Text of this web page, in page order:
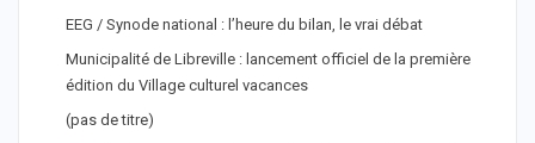
EEG / Synode national : l’heure du bilan, le vrai débat
Municipalité de Libreville : lancement officiel de la première
édition du Village culturel vacances
(pas de titre)